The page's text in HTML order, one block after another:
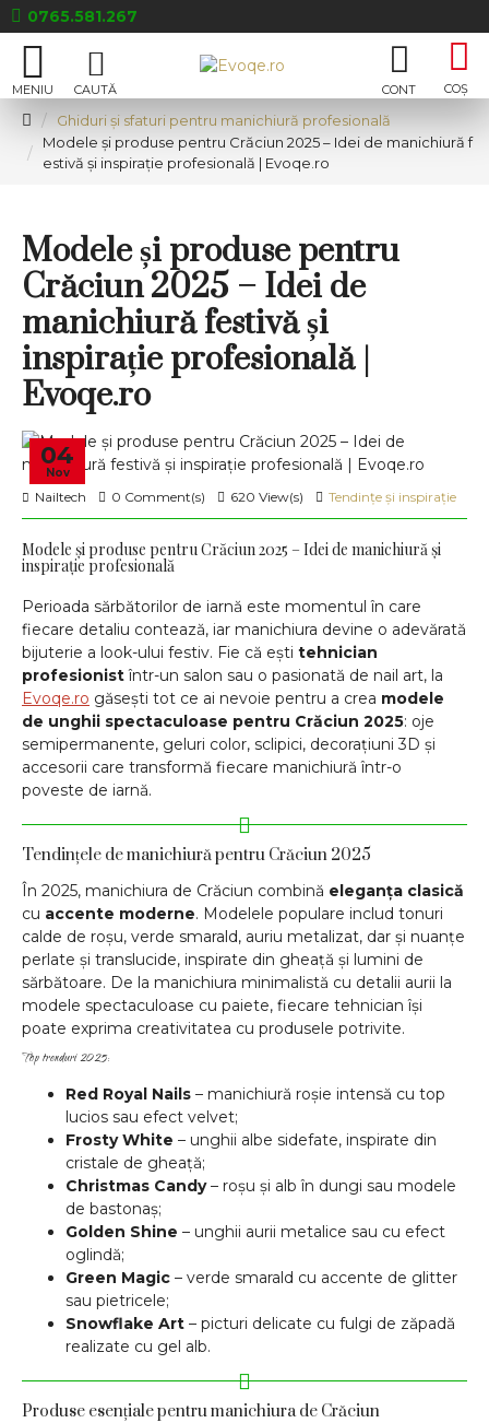
0765.581.267
Ghiduri și sfaturi pentru manichiură profesională
Modele și produse pentru Crăciun 2025 – Idei de manichiură f
estivă și inspirație profesională | Evoqe.ro
Modele și produse pentru
Crăciun 2025 – Idei de
manichiură festivă și
inspirație profesională |
Evoqe.ro
04
Nov
Nailtech 0 Comment(s) 620 View(s) Tendințe și inspirație
Modele și produse pentru Crăciun 2025 – Idei de manichiură și
inspirație profesională
Perioada sărbătorilor de iarnă este momentul în care
fiecare detaliu contează, iar manichiura devine o adevărată
bijuterie a look-ului festiv. Fie că ești tehnician
profesionistîntr-un salon sau o pasionată de nail art, la
Evoqe.ro găsești tot ce ai nevoie pentru a crea modele
de unghii spectaculoase pentru Crăciun 2025: oje
semipermanente, geluri color, sclipici, decorațiuni 3D și
accesorii care transformă fiecare manichiură într-o
poveste de iarnă.
Tendințele de manichiură pentru Crăciun 2025
În 2025, manichiura de Crăciun combină eleganța clasică
cu accente moderne. Modelele populare includ tonuri
calde de roșu, verde smarald, auriu metalizat, dar și nuanțe
perlate și translucide, inspirate din gheață și lumini de
sărbătoare. De la manichiura minimalistă cu detalii aurii la
modele spectaculoase cu paiete, fiecare tehnician își
poate exprima creativitatea cu produsele potrivite.
Top trenduri 2025:
Red Royal Nails – manichiură roșie intensă cu top
lucios sau efect velvet;
Frosty White – unghii albe sidefate, inspirate din
cristale de gheață;
Christmas Candy– roșu și alb în dungi sau modele
de bastonaș;
Golden Shine – unghii aurii metalice sau cu efect
oglindă;
Green Magic – verde smarald cu accente de glitter
sau pietricele;
Snowflake Art – picturi delicate cu fulgi de zăpadă
realizate cu gel alb.
Produse esențiale pentru manichiura de Crăciun